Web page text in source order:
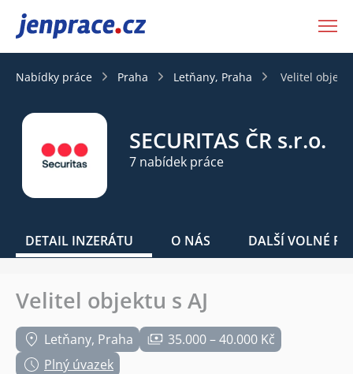
JenPráce.cz
Nabídky práce Praha Letňany, Praha Velitel
SECURITAS ČR s.r.o.
7 nabídek práce
DETAIL INZERÁTU O NÁS DALŠÍ VOLNÉ
Velitel objektu s AJ
Letňany, Praha
35.000 – 40.000 Kč
Plný úvazek